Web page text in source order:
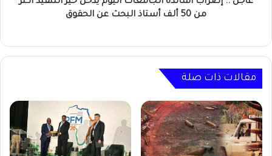
عن
الحقوق
عاجل .. إضراب أساتذة الجامعات اليوم يدخل حيز التنفيذ أكثر
من 50 ألف أستاذ البحث عن الحقوق
مقالات ذات صلة